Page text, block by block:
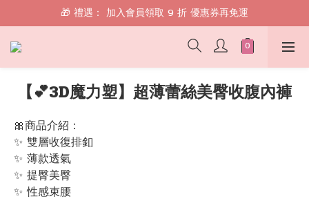
🎁 禮遇： 加入會員領取 9 折 優惠券再免運
🎁 禮遇： 加入會員領取 9 折 優惠券再免運
📱 綁定 LINE 好友，現領 $100 購物金！
🎁 禮遇： 加入會員領取 9 折 優惠券再免運
【💕3D魔力塑】超薄蕾絲美臀收腹內褲
🎀商品介紹：
✨ 雙層收復排釦
✨ 薄款透氣
✨ 提臀美臀
✨ 性感束腰